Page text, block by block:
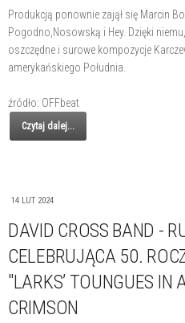
Produkcją ponownie zajął się Marcin
Pogodno,Nosowską i Hey. Dzięki
oszczędne i surowe kompozycje
amerykańskiego Południa.
źródło: OFFbeat
Czytaj dalej...
14 LUT 2024
DAVID CROSS BAND -
CELEBRUJĄCA 50.
"LARKS’ TOUNGUES IN
CRIMSON